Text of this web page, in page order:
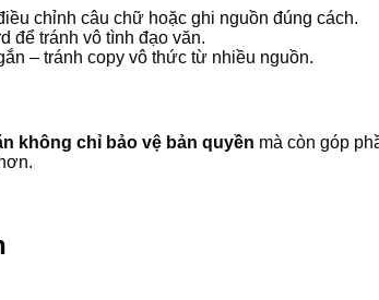
chỉnh câu chữ hoặc ghi nguồn đúng cách.
để tránh vô tình đạo văn.
– tránh copy vô thức từ nhiều nguồn.
không chỉ bảo vệ bản quyền mà còn góp